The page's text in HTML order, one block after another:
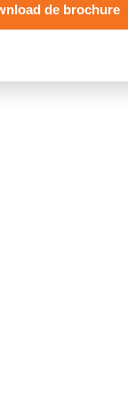
de brochure